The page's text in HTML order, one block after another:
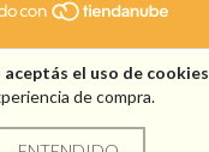
aceptás el uso de cookies
de compra.